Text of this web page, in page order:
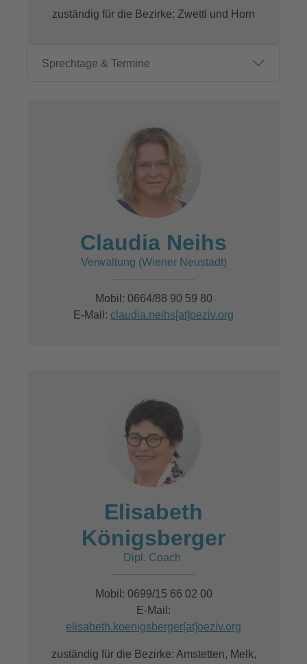
zuständig für die Bezirke: Zwettl und Horn
Sprechtage & Termine
Claudia Neihs
Verwaltung (Wiener Neustadt)
Mobil: 0664/88 90 59 80
E-Mail: claudia.neihs[at]oeziv.org
Elisabeth
Königsberger
Dipl. Coach
Mobil: 0699/15 66 02 00
E-Mail:
elisabeth.koenigsberger[at]oeziv.org
zuständig für die Bezirke: Amstetten, Melk,